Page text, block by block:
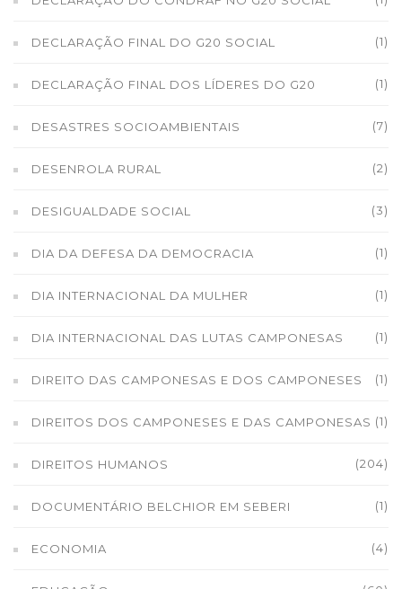
DECLARAÇÃO FINAL DO G20 SOCIAL (1)
DECLARAÇÃO FINAL DOS LÍDERES DO G20 (1)
DESASTRES SOCIOAMBIENTAIS (7)
DESENROLA RURAL (2)
DESIGUALDADE SOCIAL (3)
DIA DA DEFESA DA DEMOCRACIA (1)
DIA INTERNACIONAL DA MULHER (1)
DIA INTERNACIONAL DAS LUTAS CAMPONESAS (1)
DIREITO DAS CAMPONESAS E DOS CAMPONESES (1)
DIREITOS DOS CAMPONESES E DAS CAMPONESAS (1)
DIREITOS HUMANOS (204)
DOCUMENTÁRIO BELCHIOR EM SEBERI (1)
ECONOMIA (4)